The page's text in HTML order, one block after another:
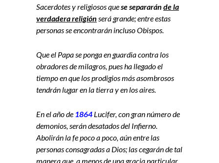
Sacerdotes y religiosos quese separarán de la
verdadera religión será grande; entre estas
personas se encontrarán incluso Obispos.
Que el Papa se ponga en guardia contra los
obradores de milagros, pues ha llegado el
tiempo en que los prodigios más asombrosos
tendrán lugar en la tierra y en los aires.
En el año de 1864 Lucifer, con gran número de
demonios, serán desatados del Infierno.
Abolirán la fe poco a poco, aún entre las
personas consagradas a Dios; las cegarán de tal
manera que, a menos de una gracia particular,